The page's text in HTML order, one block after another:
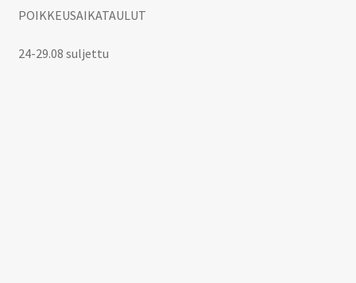
POIKKEUSAIKATAULUT
24-29.08 suljettu